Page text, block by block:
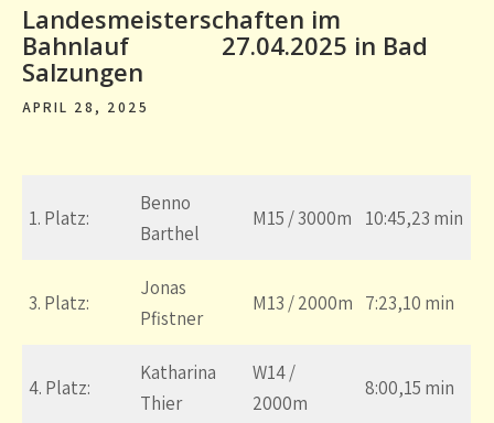
Landesmeisterschaften im
Bahnlauf 27.04.2025 in Bad
Salzungen
APRIL 28, 2025
1. Platz:
Benno
Barthel
M15 / 3000m 10:45,23 min
3. Platz:
Jonas
Pfistner
M13 / 2000m 7:23,10 min
4. Platz:
Katharina
Thier
W14 /
2000m
8:00,15 min